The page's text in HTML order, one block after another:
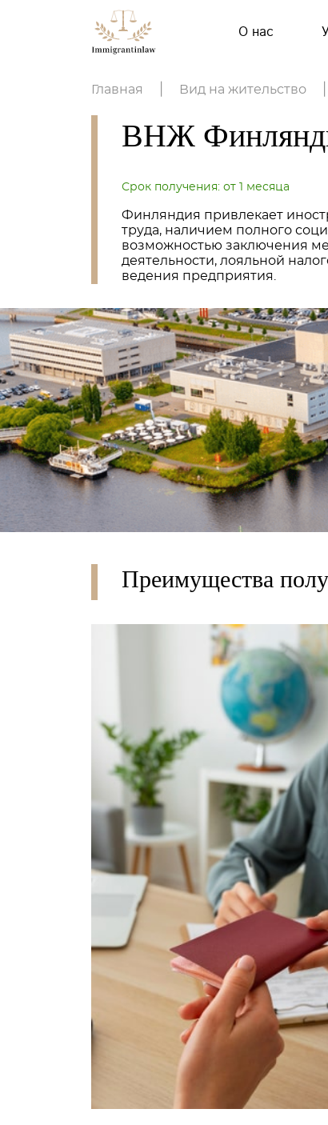
О нас
Главная Вид на жительство
ВНЖ
Срок получения: от 1 месяца
Финляндия привлекает
труда, наличием полного
возможностью заключения
деятельности, лояльной
ведения предприятия.
Преимущества